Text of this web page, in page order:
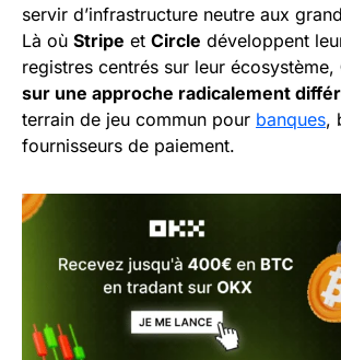
servir d’infrastructure neutre aux
Là où Stripe et Circle développent
registres centrés sur leur écosystème,
sur une approche radicalement
terrain de jeu commun pour banques,
fournisseurs de paiement.